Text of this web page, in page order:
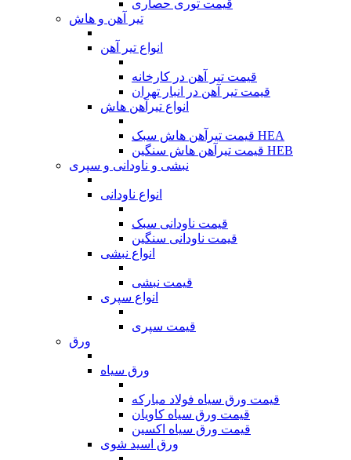
قیمت توری حصاری
تیر آهن و هاش
انواع تیر آهن
قیمت تیر آهن در کارخانه
قیمت تیر آهن در انبار تهران
انواع تیرآهن هاش
قیمت تیرآهن هاش سبک HEA
قیمت تیرآهن هاش سنگین HEB
نبشی و ناودانی و سپری
انواع ناودانی
قیمت ناودانی سبک
قیمت ناودانی سنگین
انواع نبشی
قیمت نبشی
انواع سپری
قیمت سپری
ورق
ورق سیاه
قیمت ورق سیاه فولاد مبارکه
قیمت ورق سیاه کاویان
قیمت ورق سیاه اکسین
ورق اسید شوی